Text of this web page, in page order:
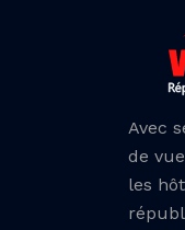
Avec
de
les